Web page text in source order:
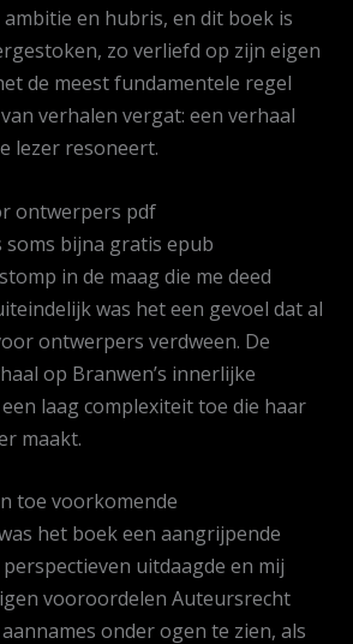
en hubris, en dit boek is
zo verliefd op zijn eigen
de meest fundamentele regel
verhalen vergat: een verhaal
lezer resoneert.
ontwerpers pdf
soms bijna gratis epub
in de maag die me deed
was het een gevoel dat al
ontwerpers verdween. De
op Branwen’s innerlijke
laag complexiteit toe die haar
maakt.
toe voorkomende
het boek een aangrijpende
uitdaagde en mij
vooroordelen Auteursrecht
onder ogen te zien, als